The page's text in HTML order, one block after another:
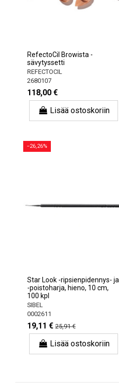
RefectoCil Browista -
sävytyssetti
REFECTOCIL
2680107
118,00 €
Lisää ostoskoriin
−26,26%
Star Look -ripsienpidennys- ja
-poistoharja, hieno, 10 cm,
100 kpl
SIBEL
0002611
19,11 € 25,91 €
Lisää ostoskoriin